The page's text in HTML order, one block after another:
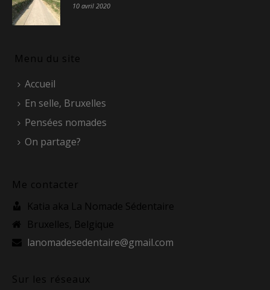
10 avril 2020
Menu du site
Accueil
En selle, Bruxelles
Pensées nomades
On partage?
Me contacter
Katia aka La Nomade Sédentaire
Bruxelles, Belgique
lanomadesedentaire@gmail.com
Sur les réseaux